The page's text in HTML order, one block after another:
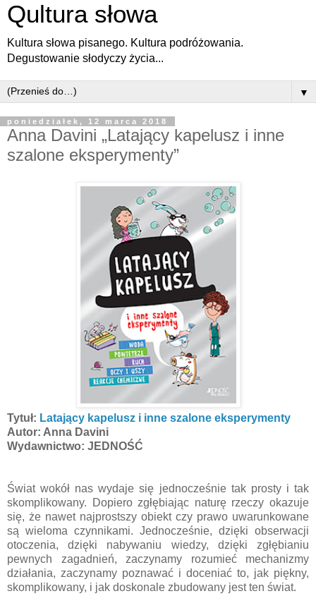
Qultura słowa
Kultura słowa pisanego. Kultura podróżowania.
Degustowanie słodyczy życia...
▼
poniedziałek, 12 marca 2018
Anna Davini „Latający kapelusz i inne
szalone eksperymenty”
Tytuł: Latający kapelusz i inne szalone eksperymenty
Autor: Anna Davini
Wydawnictwo: JEDNOŚĆ
Świat wokół nas wydaje się jednocześnie tak prosty i tak
skomplikowany. Dopiero zgłębiając naturę rzeczy okazuje
się, że nawet najprostszy obiekt czy prawo uwarunkowane
są wieloma czynnikami. Jednocześnie, dzięki obserwacji
otoczenia, dzięki nabywaniu wiedzy, dzięki zgłębianiu
pewnych zagadnień, zaczynamy rozumieć mechanizmy
działania, zaczynamy poznawać i doceniać to, jak piękny,
skomplikowany, i jak doskonale zbudowany jest ten świat.